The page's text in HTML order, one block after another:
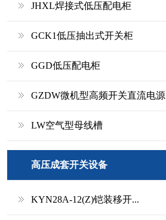
JHXL焊接式低压配电柜
GCK1低压抽出式开关柜
GGD低压配电柜
GZDW微机型高频开关直流电源
LW空气型母线槽
高压成套开关设备
KYN28A-12(Z)铠装移开...